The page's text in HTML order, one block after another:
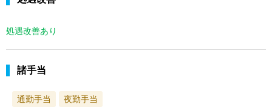
処遇改善あり
諸手当
通勤手当 夜勤手当